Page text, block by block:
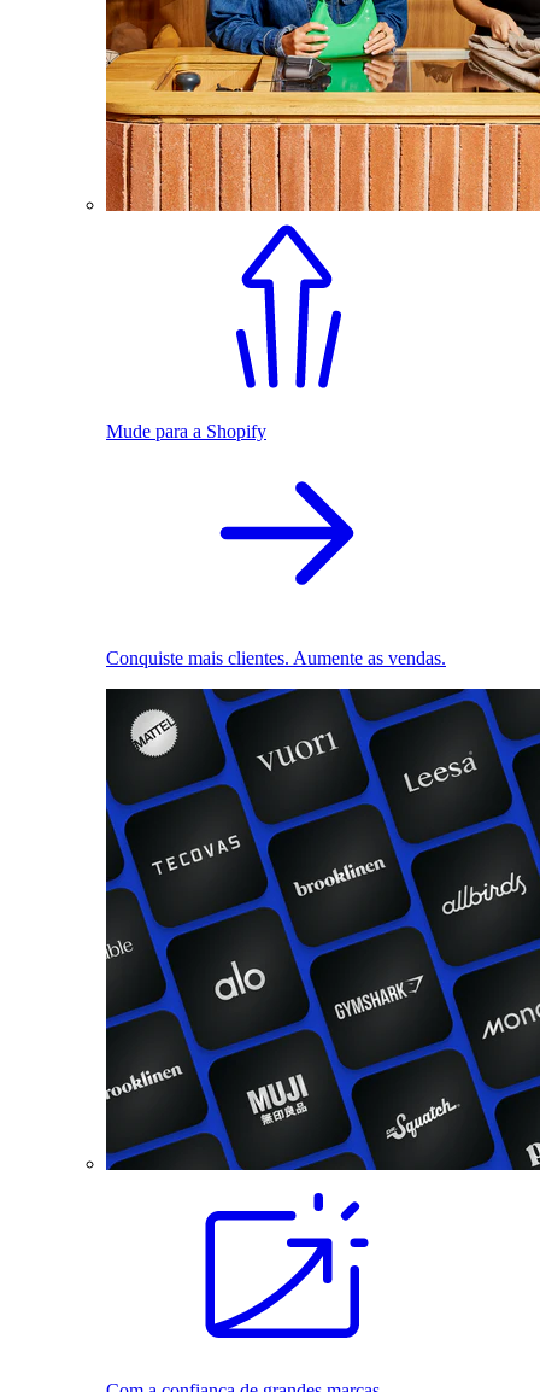
Mude para a Shopify
Conquiste mais clientes. Aumente as vendas.